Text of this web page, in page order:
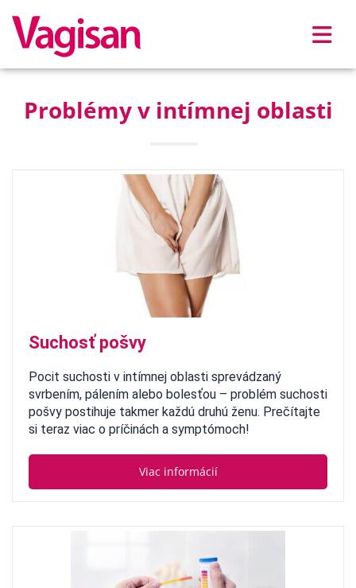
Problémy v intímnej oblasti
Suchosť pošvy
Pocit suchosti v intímnej oblasti sprevádzaný
svrbením, pálením alebo bolesťou – problém suchosti
pošvy postihuje takmer každú druhú ženu. Prečítajte
si teraz viac o príčinách a symptómoch!
Viac informácií